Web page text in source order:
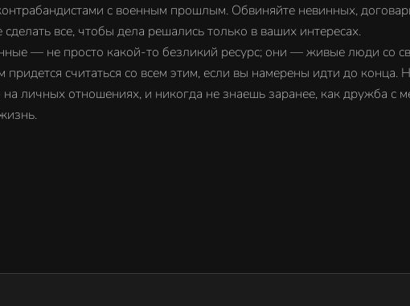
с военным прошлым. Обвиняйте невинных,
все, чтобы дела решались только в ваших интересах.
— не просто какой-то безликий ресурс; они — живые люди со
считаться со всем этим, если вы намерены идти до конца.
личных отношениях, и никогда не знаешь заранее, как дружба с